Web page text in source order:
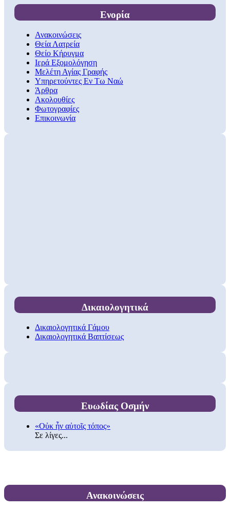
Ενορία
Ανακοινώσεις
Θεία Λατρεία
Θείο Κήρυγμα
Ιερά Εξομολόγηση
Μελέτη Αγίας Γραφής
Υπηρετούντες Εν Τω Ναώ
Άρθρα
Ακολουθίες
Φωτογραφίες
Επικοινωνία
Δικαιολογητικά
Δικαιολογητικά Γάμου
Δικαιολογητικά Βαπτίσεως
Ευωδίας Οσμήν
«Οὐκ ἦν αὐτοῖς τόπος»
Σε λίγες...
Ανακοινώσεις